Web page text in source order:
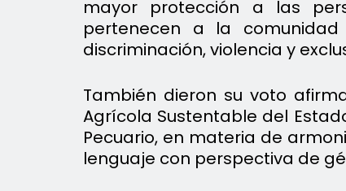
mayor protección a las
pertenecen a la comunidad
discriminación, violencia y
También dieron su voto
Agrícola Sustentable del
Pecuario, en materia de
lenguaje con perspectiva de